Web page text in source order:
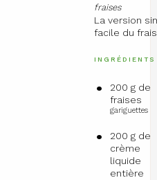
fraises
La version
facile du
INGRÉDIENTS
200 g de
fraises
gariguettes
200 g de
crème
liquide
entière